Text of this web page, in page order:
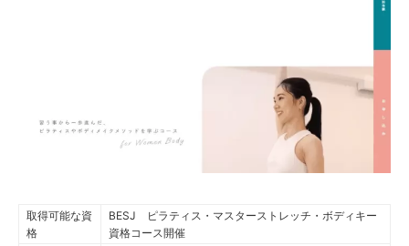
取得可能な資
格
BESJ ピラティス・マスターストレッチ・ボディキー
資格コース開催